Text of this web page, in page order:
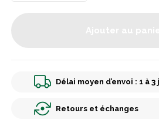
Délai moyen d’envoi : 1 à
Retours et échanges